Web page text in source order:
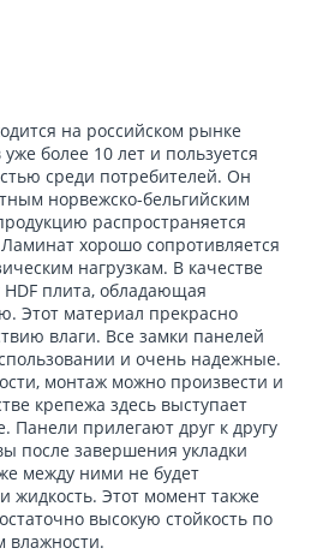
на российском рынке
более 10 лет и пользуется
среди потребителей. Он
норвежско-бельгийским
распространяется
хорошо сопротивляется
нагрузкам. В качестве
плита, обладающая
Этот материал прекрасно
влаги. Все замки панелей
и очень надежные.
монтаж можно произвести и
крепежа здесь выступает
Панели прилегают друг к другу
после завершения укладки
между ними не будет
жидкость. Этот момент также
высокую стойкость по
влажности.